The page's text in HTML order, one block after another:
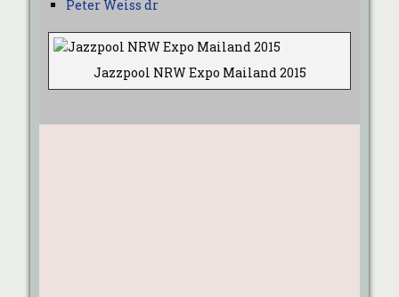
Peter Weiss dr
Jazzpool NRW Expo Mailand 2015